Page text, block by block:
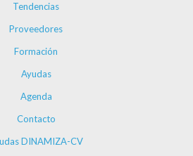
Tendencias
Proveedores
Formación
Ayudas
Agenda
Contacto
DINAMIZA-CV